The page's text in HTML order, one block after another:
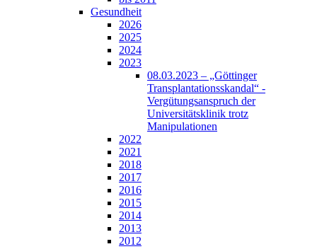
Gesundheit
2026
2025
2024
2023
08.03.2023 – „Göttinger
Transplantationsskandal“ -
Vergütungsanspruch der
Universitätsklinik trotz
Manipulationen
2022
2021
2018
2017
2016
2015
2014
2013
2012